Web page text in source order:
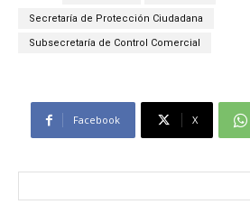
Secretaría de Protección Ciudadana
Subsecretaría de Control Comercial
Facebook X